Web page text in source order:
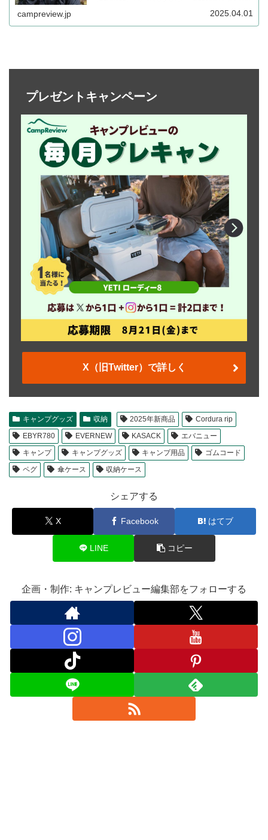
す。折りたたみ式のハンドルも搭載されています。詳細を
campreview.jp 2025.04.01
プレゼントキャンペーン
X（旧Twitter）で詳しく
キャンプグッズ 収納 2025年新商品
Cordura rip
EBYR780
EVERNEW KASACK
エバニュー
キャンプ
キャンプグッズ キャンプ用品
ゴムコード
ペグ
傘ケース 収納ケース
シェアする
X Facebook はてブ
LINE コピー
企画・制作: キャンプレビュー編集部をフォローする